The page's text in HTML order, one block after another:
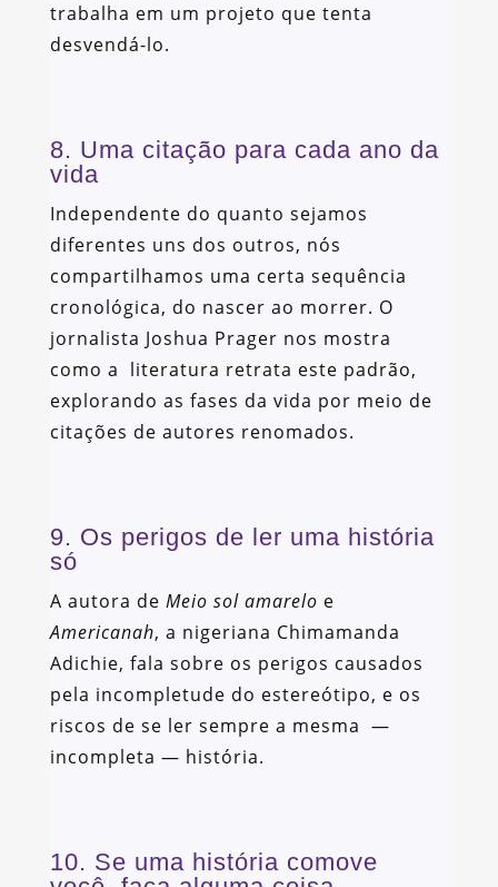
trabalha em um projeto que tenta
desvendá-lo.
8. Uma citação para cada ano da
vida
Independente do quanto sejamos
diferentes uns dos outros, nós
compartilhamos uma certa sequência
cronológica, do nascer ao morrer. O
jornalista Joshua Prager nos mostra
como a literatura retrata este padrão,
explorando as fases da vida por meio de
citações de autores renomados.
9. Os perigos de ler uma história
só
A autora de Meio sol amarelo e
Americanah, a nigeriana Chimamanda
Adichie, fala sobre os perigos causados
pela incompletude do estereótipo, e os
riscos de se ler sempre a mesma —
incompleta — história.
10. Se uma história comove